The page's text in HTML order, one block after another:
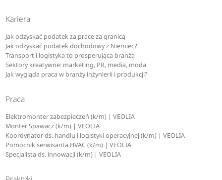
Kariera
Jak odzyskać podatek za pracę za granicą
Jak odzyskać podatek dochodowy z Niemiec?
Transport i logistyka to prosperująca branża
Sektory kreatywne: marketing, PR, media, moda
Jak wygląda praca w branży inżynierii i produkcji?
Praca
Elektromonter zabezpieczeń (k/m) | VEOLIA
Monter Spawacz (k/m) | VEOLIA
Koordynator ds. handlu i logistyki operacyjnej (k/m) | VEOLIA
Pomocnik serwisanta HVAC (k/m) | VEOLIA
Specjalista ds. innowacji (k/m) | VEOLIA